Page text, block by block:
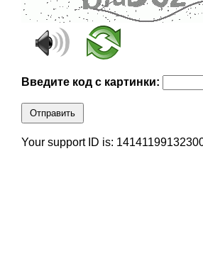
Введите код с картинки:
Отправить
Your support ID is: